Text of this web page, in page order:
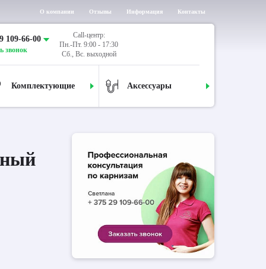
О компании Отзывы Информация Контакты
109-66-00
звонок
Call-центр:
Пн.-Пт. 9:00 - 17:30
Сб., Вс. выходной
Комплектующие Аксессуары